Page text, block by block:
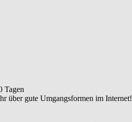
Tagen
über gute Umgangsformen im Internet!